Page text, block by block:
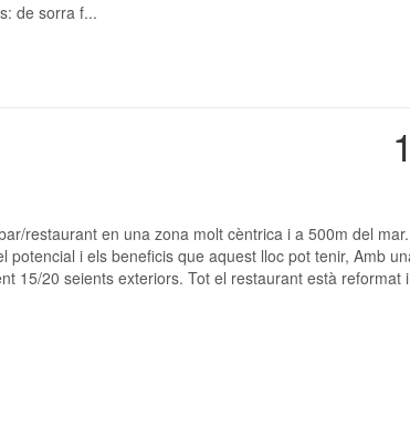
de sorra f...
restaurant en una zona molt cèntrica i a 500m del mar.
potencial i els beneficis que aquest lloc pot tenir, Amb
15/20 seients exteriors. Tot el restaurant està reformat